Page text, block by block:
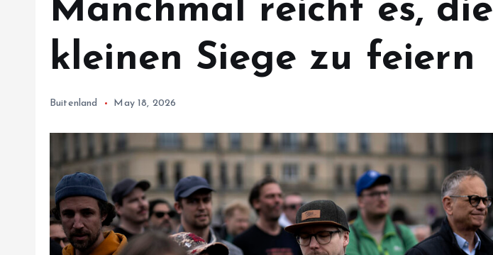
Manchmal reicht es, die
kleinen Siege zu feiern
Buitenland May 18, 2026